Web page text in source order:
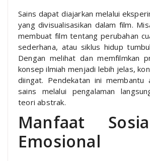
Sains dapat diajarkan melalui
yang divisualisasikan dalam film.
membuat film tentang perubahan
sederhana, atau siklus hidup
Dengan melihat dan memfilmkan
konsep ilmiah menjadi lebih jelas,
diingat. Pendekatan ini membantu
sains melalui pengalaman
teori abstrak.
Manfaat
Emosional